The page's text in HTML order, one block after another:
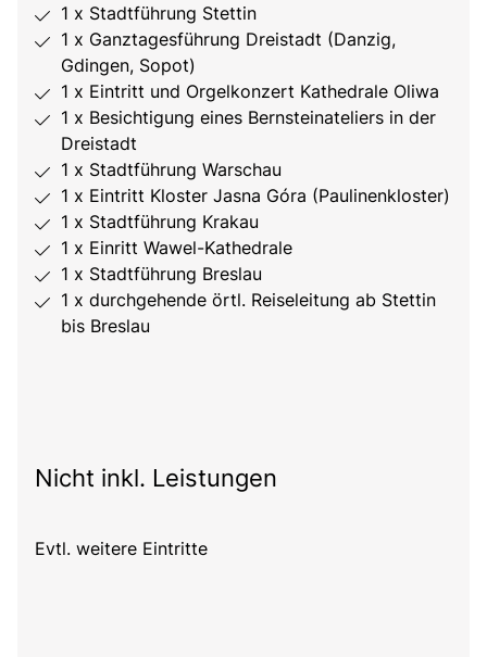
1 x Stadtführung Stettin
1 x Ganztagesführung Dreistadt (Danzig,
Gdingen, Sopot)
1 x Eintritt und Orgelkonzert Kathedrale Oliwa
1 x Besichtigung eines Bernsteinateliers in der
Dreistadt
1 x Stadtführung Warschau
1 x Eintritt Kloster Jasna Góra (Paulinenkloster)
1 x Stadtführung Krakau
1 x Einritt Wawel-Kathedrale
1 x Stadtführung Breslau
1 x durchgehende örtl. Reiseleitung ab Stettin
bis Breslau
Nicht inkl. Leistungen
Evtl. weitere Eintritte